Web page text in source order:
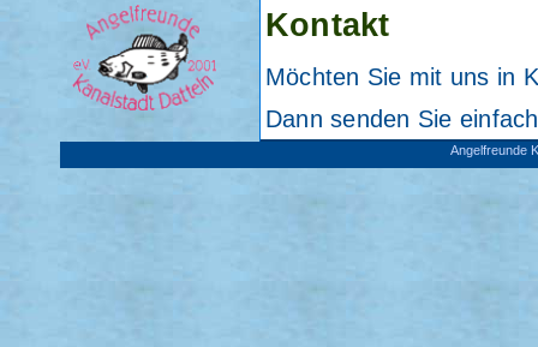
Kontakt
Möchten Sie mit uns in
Dann senden Sie
Wir freuen uns Ihre
Angelfreunde